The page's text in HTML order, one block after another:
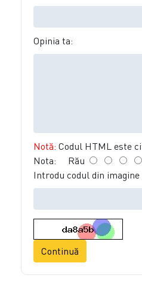
Opinia ta:
Notă: Codul HTML este
Nota: Rău
Introdu codul din imagine
Continuă